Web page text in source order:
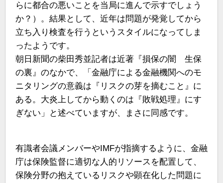
らに都合の悪いことを当局に進んで示すでしょう
か？）。結果として、近年は問題が発覚してから
立ち入り検査を行うというスタイルになってしま
ったようです。
朝日新聞の柴田秀並記者は近著『損保の闇 生保
の裏』のなかで、「金融庁による金融機関へのモ
ニタリングの意義は『リスクの芽を摘むこと』に
ある。大炎上してから動くのは『敗戦処理』にす
ぎない」と述べていますが、まさに同感です。
有識者会議メンバーやIMFが指摘するように、金融
庁は保険監督に適切な人的リソースを配置して、
保険分野の抱えているリスクや顕在化した問題に